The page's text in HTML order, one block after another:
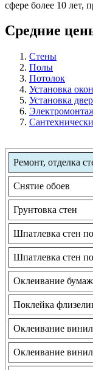
сфере более 10 лет,
Средние
Стены
Полы
Потолок
Установка окон
Установка
Ремонт, отделка
Снятие обоев
Грунтовка стен
Шпатлевка стен
Шпатлевка стен
Оклеивание
Поклейка
Оклеивание
Оклеивание